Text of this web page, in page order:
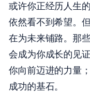
或许你正经历人生
依然看不到希望。
在为未来铺路。那
会成为你成长的见
你向前迈进的力量
成功的基石。